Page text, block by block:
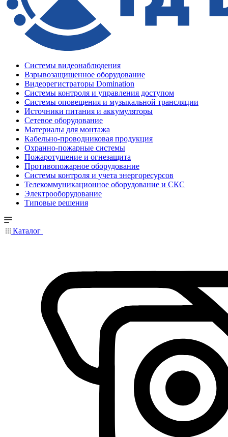
Системы видеонаблюдения
Взрывозащищенное оборудование
Видеорегистраторы Domination
Системы контроля и управления доступом
Системы оповещения и музыкальной трансляции
Источники питания и аккумуляторы
Сетевое оборудование
Материалы для монтажа
Кабельно-проводниковая продукция
Охранно-пожарные системы
Пожаротушение и огнезащита
Противопожарное оборудование
Системы контроля и учета энергоресурсов
Телекоммуникационное оборудование и СКС
Электрооборудование
Типовые решения
Каталог